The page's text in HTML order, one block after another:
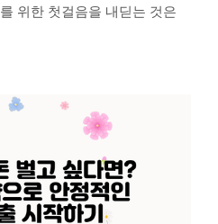
를 위한 첫걸음을 내딛는 것은